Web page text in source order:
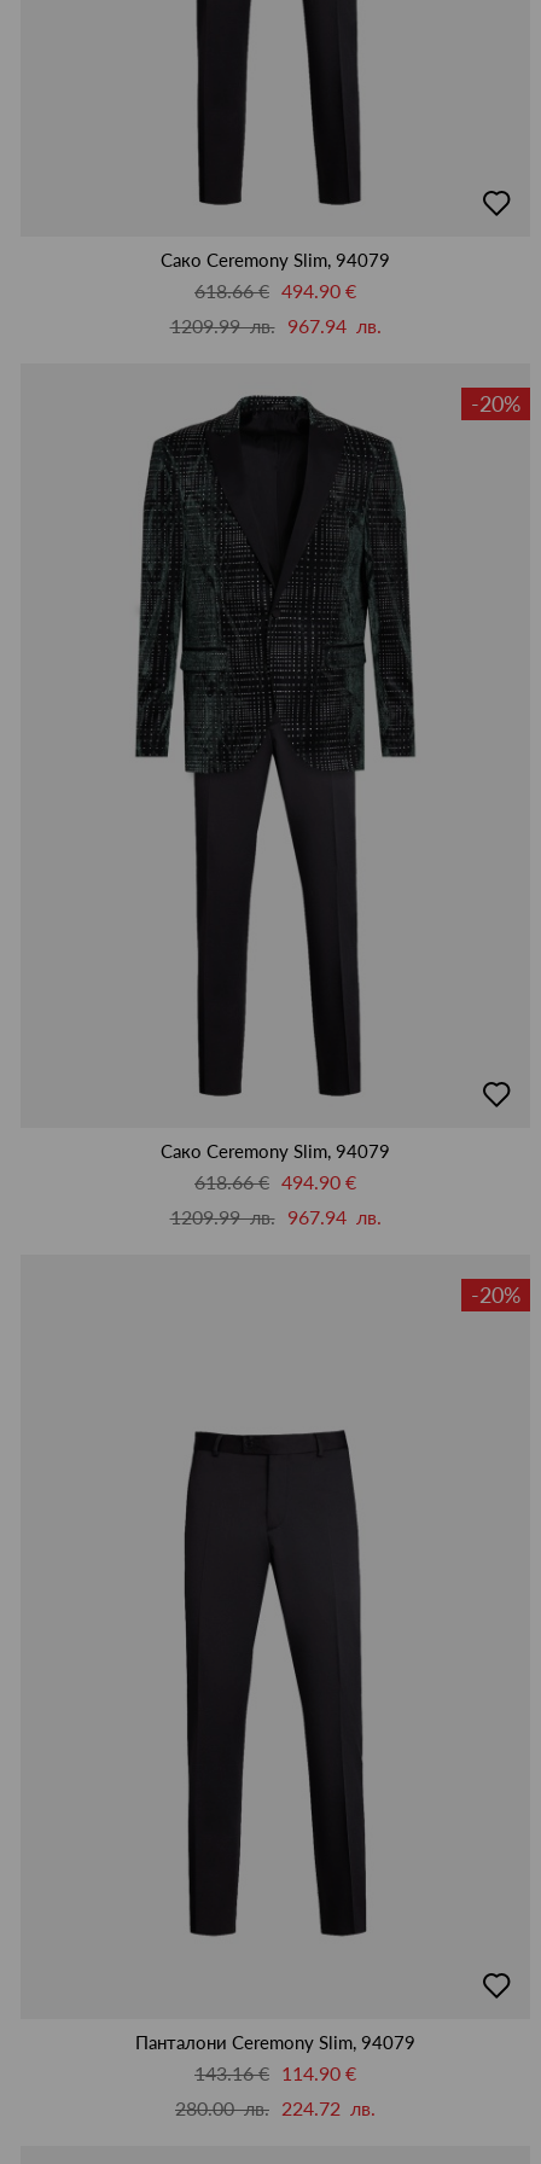
в
Сако Ceremony Slim, 94079
618.66 € 494.90 €
1209.99 лв.
967.94 лв.
-20%
в
Сако Ceremony Slim, 94079
618.66 € 494.90 €
1209.99 лв.
967.94 лв.
-20%
в
Панталони Ceremony Slim, 94079
143.16 € 114.90 €
280.00 лв. 224.72 лв.